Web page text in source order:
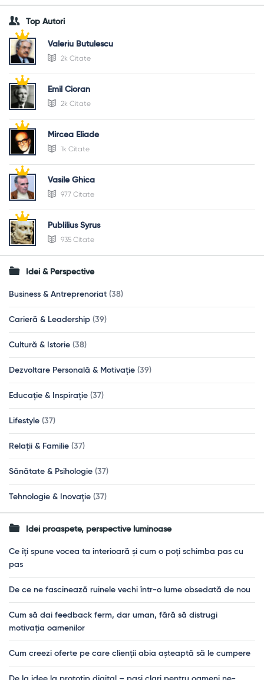
Top Autori
Valeriu Butulescu
2k Citate
Emil Cioran
2k Citate
Mircea Eliade
1k Citate
Vasile Ghica
977 Citate
Publilius Syrus
935 Citate
Idei & Perspective
Business & Antreprenoriat (38)
Carieră & Leadership (39)
Cultură & Istorie (38)
Dezvoltare Personală & Motivație (39)
Educație & Inspirație (37)
Lifestyle (37)
Relații & Familie (37)
Sănătate & Psihologie (37)
Tehnologie & Inovație (37)
Idei proaspete, perspective luminoase
Ce îți spune vocea ta interioară și cum o poți schimba pas cu
pas
De ce ne fascinează ruinele vechi într-o lume obsedată de nou
Cum să dai feedback ferm, dar uman, fără să distrugi
motivația oamenilor
Cum creezi oferte pe care clienții abia așteaptă să le cumpere